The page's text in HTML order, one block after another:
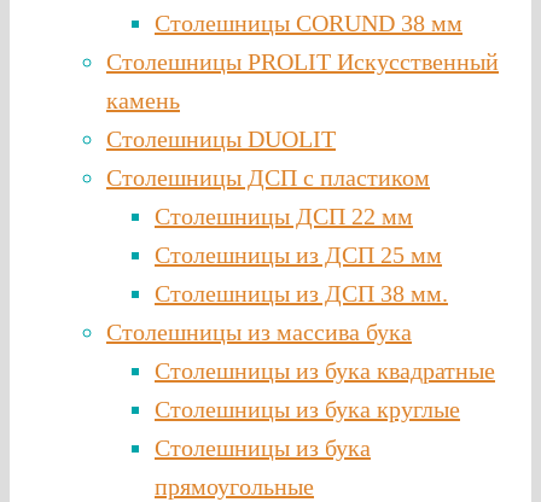
Столешницы CORUND 38 мм
Столешницы PROLIT Искусственный
камень
Столешницы DUOLIT
Столешницы ДСП с пластиком
Столешницы ДСП 22 мм
Столешницы из ДСП 25 мм
Столешницы из ДСП 38 мм.
Столешницы из массива бука
Столешницы из бука квадратные
Столешницы из бука круглые
Столешницы из бука
прямоугольные